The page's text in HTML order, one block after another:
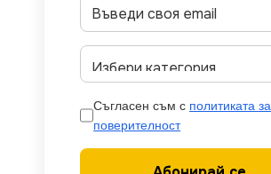
Съгласен съм с политиката за
поверителност